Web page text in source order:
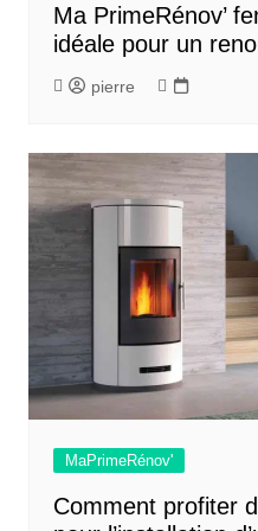
Ma PrimeRénov’
idéale pour un
pierre
MaPrimeRénov'
Comment profiter